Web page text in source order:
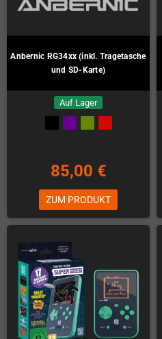
Anbernic RG34xx (inkl. Tragetasche
und SD-Karte)
Auf Lager
85,00 €
ZUM PRODUKT